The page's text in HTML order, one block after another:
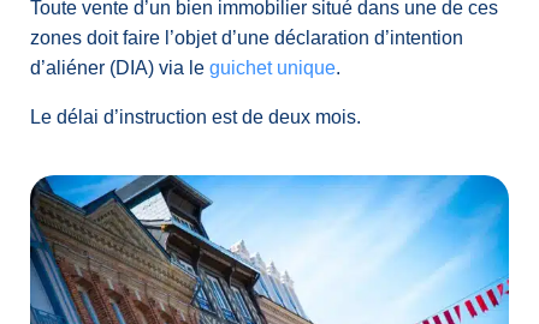
Toute vente d’un bien immobilier situé dans une de ces
zones doit faire l’objet d’une déclaration d’intention
d’aliéner (DIA) via le guichet unique.
Le délai d’instruction est de deux mois.